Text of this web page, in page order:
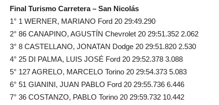
Final Turismo Carretera – San Nicolás
1° 1 WERNER, MARIANO Ford 20 29:49.290
2° 86 CANAPINO, AGUSTÍN Chevrolet 20 29:51.352 2.062
3° 8 CASTELLANO, JONATAN Dodge 20 29:51.820 2.530
4° 25 DI PALMA, LUIS JOSÉ Ford 20 29:52.378 3.088
5° 127 AGRELO, MARCELO Torino 20 29:54.373 5.083
6° 51 GIANINI, JUAN PABLO Ford 20 29:55.736 6.446
7° 36 COSTANZO, PABLO Torino 20 29:59.732 10.442